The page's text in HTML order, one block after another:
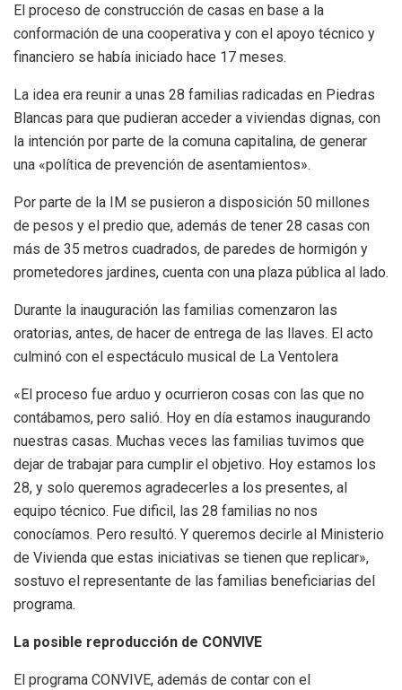
El proceso de construcción de casas en base a la
conformación de una cooperativa y con el apoyo técnico y
financiero se había iniciado hace 17 meses.
La idea era reunir a unas 28 familias radicadas en Piedras
Blancas para que pudieran acceder a viviendas dignas, con
la intención por parte de la comuna capitalina, de generar
una «política de prevención de asentamientos».
Por parte de la IM se pusieron a disposición 50 millones
de pesos y el predio que, además de tener 28 casas con
más de 35 metros cuadrados, de paredes de hormigón y
prometedores jardines, cuenta con una plaza pública al lado.
Durante la inauguración las familias comenzaron las
oratorias, antes, de hacer de entrega de las llaves. El acto
culminó con el espectáculo musical de La Ventolera
«El proceso fue arduo y ocurrieron cosas con las que no
contábamos, pero salió. Hoy en día estamos inaugurando
nuestras casas. Muchas veces las familias tuvimos que
dejar de trabajar para cumplir el objetivo. Hoy estamos los
28, y solo queremos agradecerles a los presentes, al
equipo técnico. Fue dificil, las 28 familias no nos
conocíamos. Pero resultó. Y queremos decirle al Ministerio
de Vivienda que estas iniciativas se tienen que replicar»,
sostuvo el representante de las familias beneficiarias del
programa.
La posible reproducción de CONVIVE
El programa CONVIVE, además de contar con el